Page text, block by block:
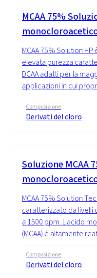
MCAA 75%
MCAA 75% Solution
elevata purezza
DCAA adatti per la
applicazioni in cui
Composizione
Derivati del cloro
Soluzione MCAA
MCAA 75% Solution
caratterizzato da livelli
a 1500 ppm. L'acido
(MCAA) è altamente
Composizione
Derivati del cloro